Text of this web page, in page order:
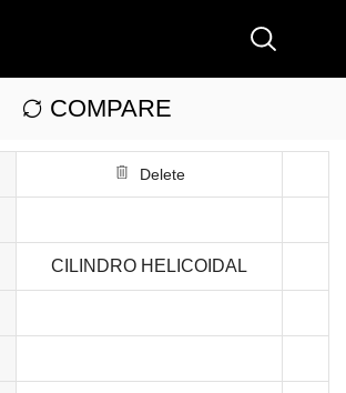
COMPARE
Delete
CILINDRO HELICOIDAL